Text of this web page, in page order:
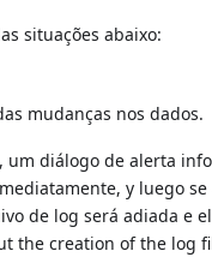
situações abaixo:
mudanças nos dados.
um diálogo de alerta
y luego se
de log será adiada e
the creation of the log